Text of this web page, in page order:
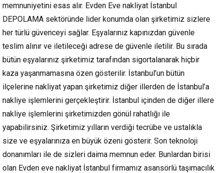
memnuniyetini esas alır. Evden Eve nakliyat İstanbul
DEPOLAMA sektöründe lider konumda olan şirketimiz sizlere
her türlü güvenceyi sağlar. Eşyalarınız kapınızdan güvenle
teslim alınır ve iletileceği adrese de güvenle iletilir. Bu sırada
bütün eşyalarınız şirketimiz tarafından sigortalanarak hiçbir
kaza yaşanmamasına özen gösterilir. İstanbul’un bütün
ilçelerine nakliyat yapan şirketimiz diğer illerden de İstanbul’a
nakliye işlemlerini gerçekleştirir. İstanbul içinden de diğer illere
nakliye işlemlerini şirketimizden gönül rahatlığı ile
yapabilirsiniz. Şirketimiz yılların verdiği tecrübe ve ustalıkla
size ve eşyalarınıza en büyük özeni gösterir. Son teknoloji
donanımları ile de sizleri daima memnun eder. Bunlardan birisi
olan Evden eve nakliyat İstanbul firmamız asansörlü taşımacılık